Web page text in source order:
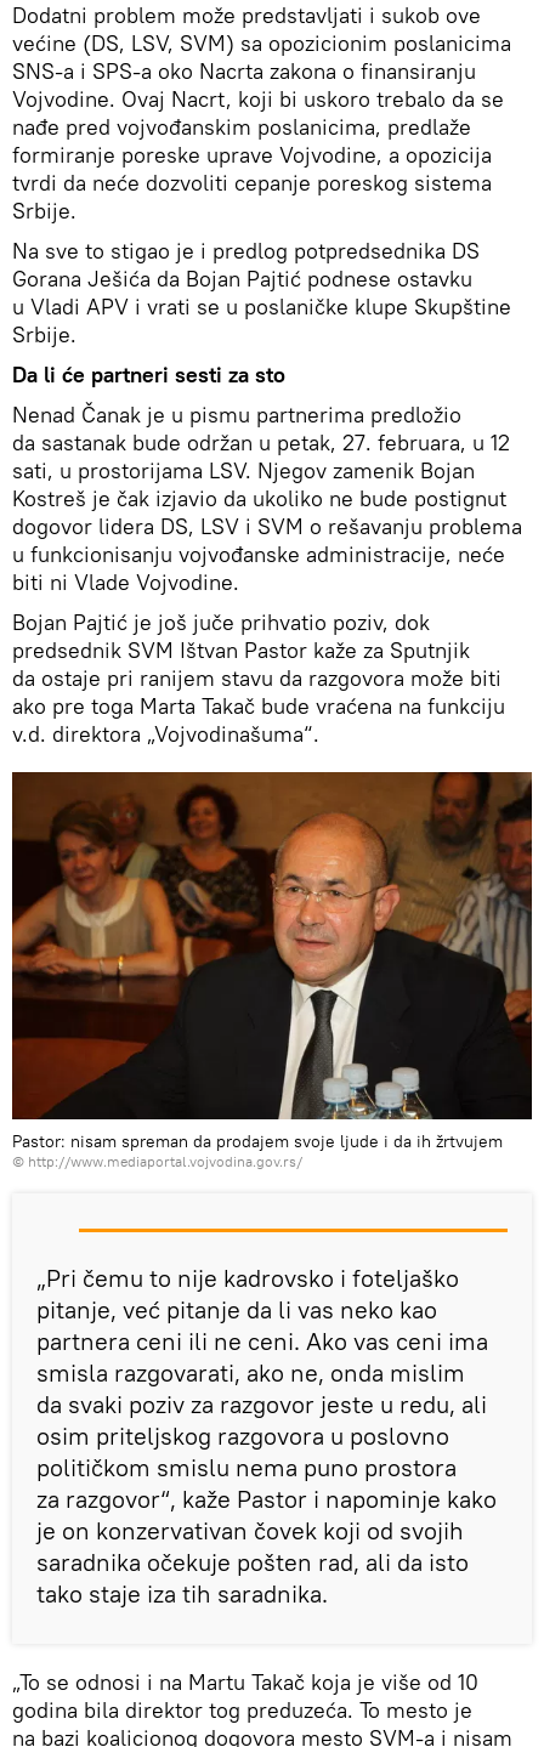
Dodatni problem može predstavljati i sukob ove
većine (DS, LSV, SVM) sa opozicionim poslanicima
SNS-a i SPS-a oko Nacrta zakona o finansiranju
Vojvodine. Ovaj Nacrt, koji bi uskoro trebalo da se
nađe pred vojvođanskim poslanicima, predlaže
formiranje poreske uprave Vojvodine, a opozicija
tvrdi da neće dozvoliti cepanje poreskog sistema
Srbije.
Na sve to stigao je i predlog potpredsednika DS
Gorana Ješića da Bojan Pajtić podnese ostavku
u Vladi APV i vrati se u poslaničke klupe Skupštine
Srbije.
Da li će partneri sesti za sto
Nenad Čanak je u pismu partnerima predložio
da sastanak bude održan u petak, 27. februara, u 12
sati, u prostorijama LSV. Njegov zamenik Bojan
Kostreš je čak izjavio da ukoliko ne bude postignut
dogovor lidera DS, LSV i SVM o rešavanju problema
u funkcionisanju vojvođanske administracije, neće
biti ni Vlade Vojvodine.
Bojan Pajtić je još juče prihvatio poziv, dok
predsednik SVM Ištvan Pastor kaže za Sputnjik
da ostaje pri ranijem stavu da razgovora može biti
ako pre toga Marta Takač bude vraćena na funkciju
v.d. direktora „Vojvodinašuma“.
Pastor: nisam spreman da prodajem svoje ljude i da ih žrtvujem
© http://www.mediaportal.vojvodina.gov.rs/
„Pri čemu to nije kadrovsko i foteljaško
pitanje, već pitanje da li vas neko kao
partnera ceni ili ne ceni. Ako vas ceni ima
smisla razgovarati, ako ne, onda mislim
da svaki poziv za razgovor jeste u redu, ali
osim priteljskog razgovora u poslovno
političkom smislu nema puno prostora
za razgovor“, kaže Pastor i napominje kako
je on konzervativan čovek koji od svojih
saradnika očekuje pošten rad, ali da isto
tako staje iza tih saradnika.
„To se odnosi i na Martu Takač koja je više od 10
godina bila direktor tog preduzeća. To mesto je
na bazi koalicionog dogovora mesto SVM-a i nisam